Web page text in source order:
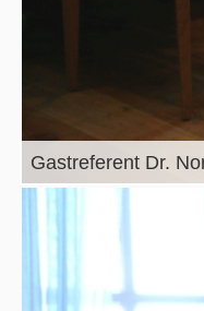
Gastreferent Dr.